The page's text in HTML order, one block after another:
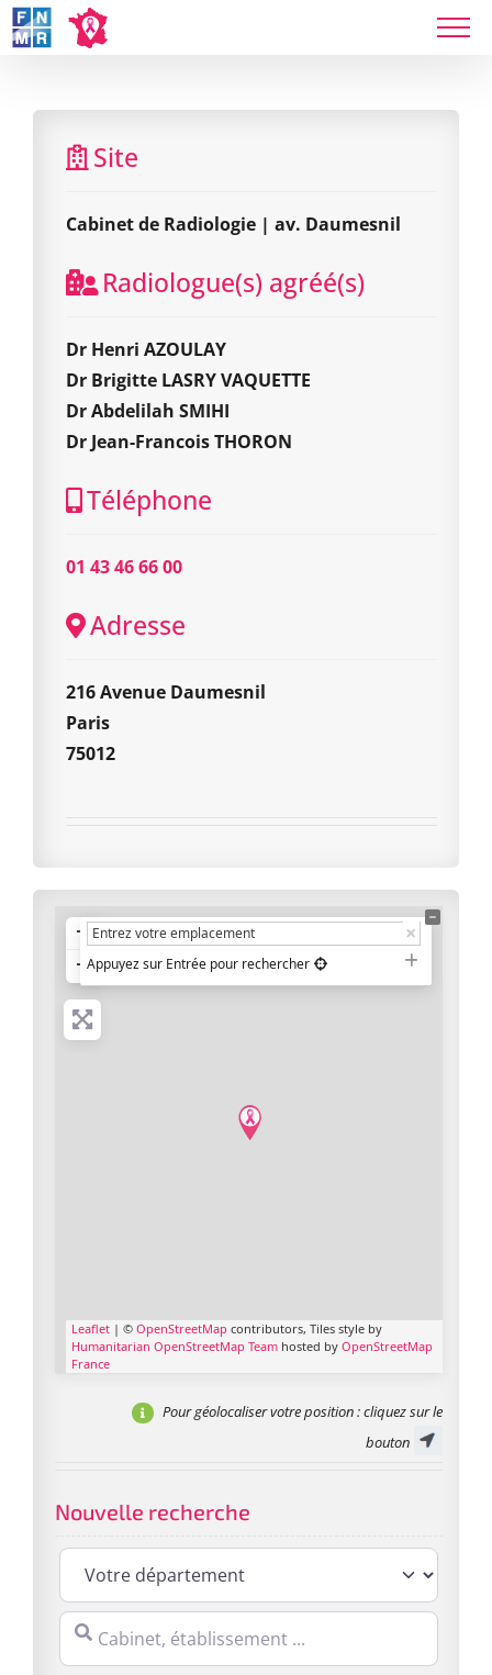
Skip
to
Site
Cabinet de Radiologie | av. Daumesnil
Radiologue(s) agréé(s)
Dr Henri AZOULAY
Dr Brigitte LASRY VAQUETTE
Dr Abdelilah SMIHI
Dr Jean-Francois THORON
Téléphone
01 43 46 66 00
Adresse
216 Avenue Daumesnil
Paris
75012
+
−Appuyez sur Entrée pour rechercher
Leaflet | © OpenStreetMap contributors, Tiles style by
Humanitarian OpenStreetMap Team hosted by OpenStreetMap
France
Pour géolocaliser votre position: cliquez sur le
bouton
Nouvelle recherche
Cabinet, établissement ...